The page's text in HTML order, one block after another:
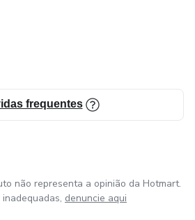
frequentes
não representa a opinião da Hotmart.
denuncie aqui